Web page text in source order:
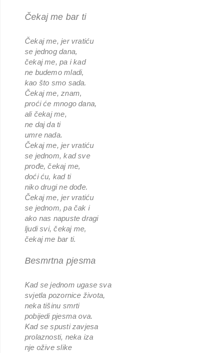
Čekaj me bar ti
Čekaj me, jer vratiću
se jednog dana,
čekaj me, pa i kad
ne budemo mladi,
kao što smo sada.
Čekaj me, znam,
proći će mnogo dana,
ali čekaj me,
ne daj da ti
umre nada.
Čekaj me, jer vratiću
se jednom, kad sve
prođe, čekaj me,
doći ću, kad ti
niko drugi ne dođe.
Čekaj me, jer vratiću
se jednom, pa čak i
ako nas napuste dragi
ljudi svi, čekaj me,
čekaj me bar ti.
Besmrtna pjesma
Kad se jednom ugase sva
svjetla pozornice života,
neka tišinu smrti
pobijedi pjesma ova.
Kad se spusti zavjesa
prolaznosti, neka iza
nje ožive slike